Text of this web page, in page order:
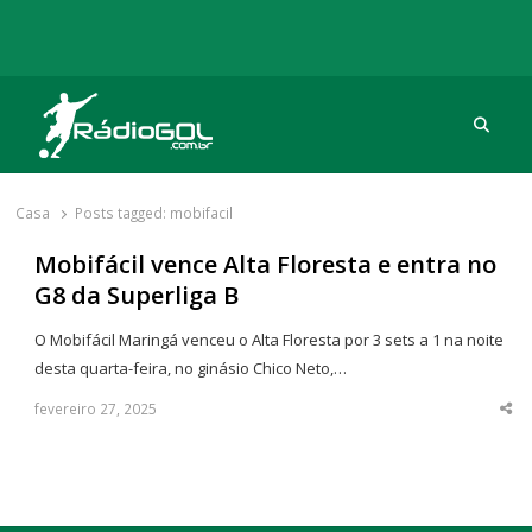
Rádio Gol
Há mais de 20 anos com as melhores coberturas
Casa Posts tagged: mobifacil
Mobifácil vence Alta Floresta e entra no
G8 da Superliga B
O Mobifácil Maringá venceu o Alta Floresta por 3 sets a 1 na noite
desta quarta-feira, no ginásio Chico Neto,…
fevereiro 27, 2025